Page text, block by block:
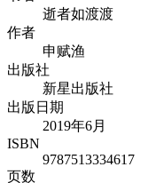
逝者如渡渡
作者
申赋渔
出版社
新星出版社
出版日期
2019年6月
ISBN
9787513334617
页数